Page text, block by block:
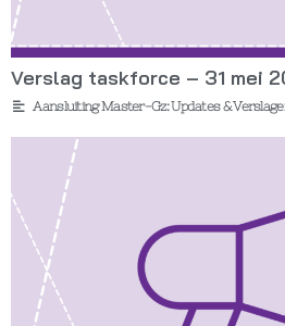
Verslag taskforce – 31 mei
Aansluiting Master-Gz: Updates &